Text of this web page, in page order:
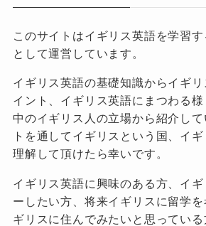
このサイトはイギリス英語を学習す
として運営しています。
イギリス英語の基礎知識からイギ
イント、イギリス英語にまつわる
中のイギリス人の立場から紹介し
トを通してイギリスという国、イ
理解して頂けたら幸いです。
イギリス英語に興味のある方、イ
ーしたい方、将来イギリスに留学
ギリスに住んでみたいと思っている